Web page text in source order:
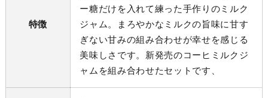
特徴
ー糖だけを入れて練った手作りのミルク
ジャム。まろやかなミルクの旨味に甘す
ぎない甘みの組み合わせが幸せを感じる
美味しさです。新発売のコーヒミルクジ
ャムを組み合わせたセットです、